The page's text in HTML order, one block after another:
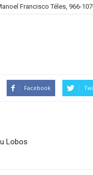
Francisco Téles, 966-
Facebook
Lobos